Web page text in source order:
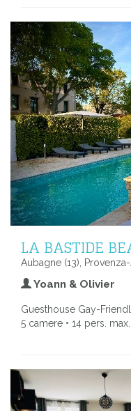
LA BASTIDE
Aubagne (13),
Yoann & Olivier
Guesthouse Gay-
5 camere • 14 pers. max.